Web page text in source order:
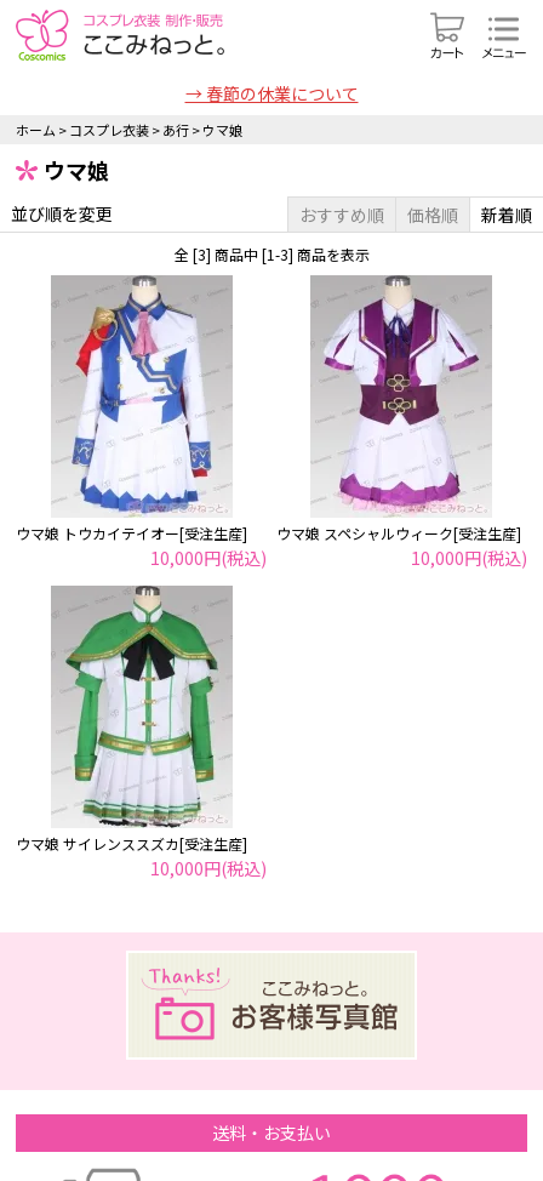
→ 春節の休業について
ホーム >コスプレ衣装>あ行>ウマ娘
ウマ娘
並び順を変更 おすすめ順 価格順 新着順
全 [3] 商品中 [1-3] 商品を表示
ウマ娘 トウカイテイオー[受注生産]
10,000円(税込)
ウマ娘 スペシャルウィーク[受注生産]
10,000円(税込)
ウマ娘 サイレンススズカ[受注生産]
10,000円(税込)
送料・お支払い